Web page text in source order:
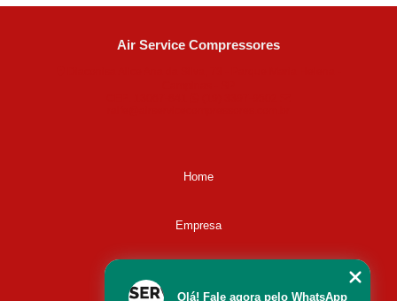
Air Service Compressores
Home
Empresa
Olá! Fale agora pelo WhatsApp